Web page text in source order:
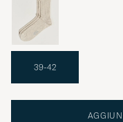
39-42